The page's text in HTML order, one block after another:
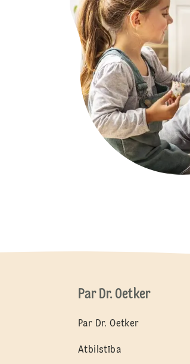
Par Dr. Oetker
Par Dr. Oetker
Atbilstība